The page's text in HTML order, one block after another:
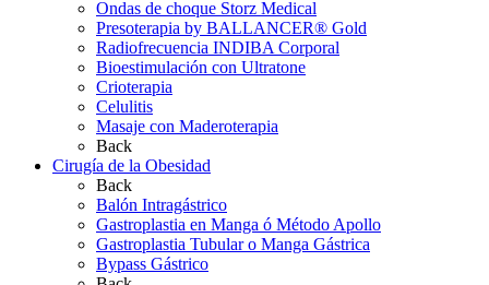
Ondas de choque Storz Medical
Presoterapia by BALLANCER® Gold
Radiofrecuencia INDIBA Corporal
Bioestimulación con Ultratone
Crioterapia
Celulitis
Masaje con Maderoterapia
Back
Cirugía de la Obesidad
Back
Balón Intragástrico
Gastroplastia en Manga ó Método Apollo
Gastroplastia Tubular o Manga Gástrica
Bypass Gástrico